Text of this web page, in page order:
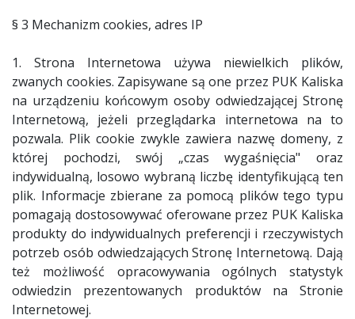
§ 3 Mechanizm cookies, adres IP
1. Strona Internetowa używa niewielkich plików,
zwanych cookies. Zapisywane są one przez PUK Kaliska
na urządzeniu końcowym osoby odwiedzającej Stronę
Internetową, jeżeli przeglądarka internetowa na to
pozwala. Plik cookie zwykle zawiera nazwę domeny, z
której pochodzi, swój „czas wygaśnięcia" oraz
indywidualną, losowo wybraną liczbę identyfikującą ten
plik. Informacje zbierane za pomocą plików tego typu
pomagają dostosowywać oferowane przez PUK Kaliska
produkty do indywidualnych preferencji i rzeczywistych
potrzeb osób odwiedzających Stronę Internetową. Dają
też możliwość opracowywania ogólnych statystyk
odwiedzin prezentowanych produktów na Stronie
Internetowej.